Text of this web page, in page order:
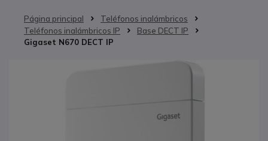
Página principal
Teléfonos inalámbricos
Teléfonos inalámbricos IP
Base DECT IP
Gigaset N670 DECT IP